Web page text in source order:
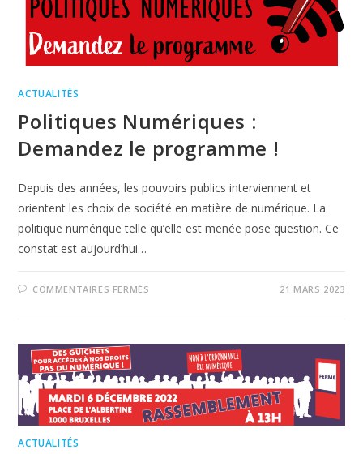
ACTUALITÉS
Politiques Numériques :
Demandez le programme !
Depuis des années, les pouvoirs publics interviennent et
orientent les choix de société en matière de numérique. La
politique numérique telle qu’elle est menée pose question. Ce
constat est aujourd’hui…
COMMENTAIRES FERMÉS 21 MARS 2023
ACTUALITÉS